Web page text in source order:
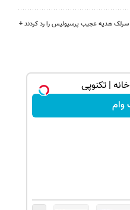
سرلک هدیه عجیب پرسپولیس را رد کردند +
| تکنوپی
وام